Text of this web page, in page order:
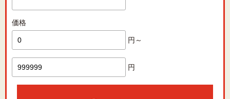
価格
円～
円